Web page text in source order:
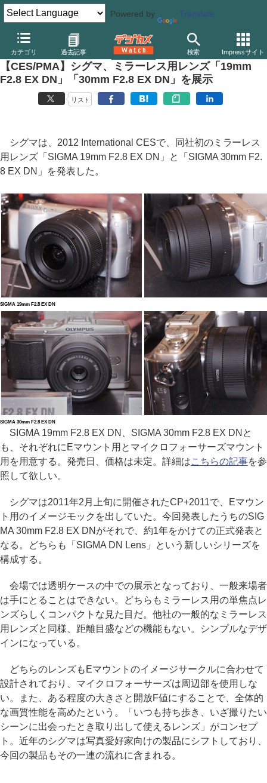
Powered by Translate
カテゴリ 過去記事 検索 Impressサイト
デジカメ Watch 業界動向 CES
【CES/PMA】シグマ、ミラーレス用レンズ「19mm
F2.8 EX DN」「30mm F2.8 EX DN」を展示
リスト
シグマは、2012 International CESで、同社初のミラーレス
用レンズ「SIGMA 19mm F2.8 EX DN」と「SIGMA 30mm F2.
8 EX DN」を発表した。
SIGMA 19mm F2.8 EX DN
SIGMA 30mm F2.8 EX DN
SIGMA 19mm F2.8 EX DN、SIGMA 30mm F2.8 EX DNと
も、それぞれにEマウント用とマイクロフォーサーズマウント
用を用意する。発売日、価格は未定。詳細はこちらの記事を参
照して欲しい。
シグマは2011年2月上旬に開催されたCP+2011で、Eマウン
ト用のイメージモックを出していた。今回発表したうちのSIG
MA 30mm F2.8 EX DNがそれで、約1年をかけての正式発表と
なる。どちらも「SIGMA DN Lens」という新しいシリーズを
構成する。
会場では透明ケースの中での展示となっており、一般来場者
は手にとることはできない。どちらもミラーレス用の単焦点レ
ンズらしくコンパクトな見た目だ。他社の一般的なミラーレス
用レンズと同様、距離目盛などの機能もない。シンプルなデザ
インになっている。
どちらのレンズもEマウントのイメージサークルに合わせて
設計されており、マイクロフォーサーズは周辺部を使用しな
い。また、ある程度の大きさと開放F値にすることで、全体的
な画質性能を高めたという。「いつも持ち歩き、いざ撮りたい
シーンに出会ったとき取り出して使えるレンズ」がコンセプ
ト。近年のシグマは写真愛好家向けの製品にシフトしており、
今回の製品もその一連の流れに含まれる。